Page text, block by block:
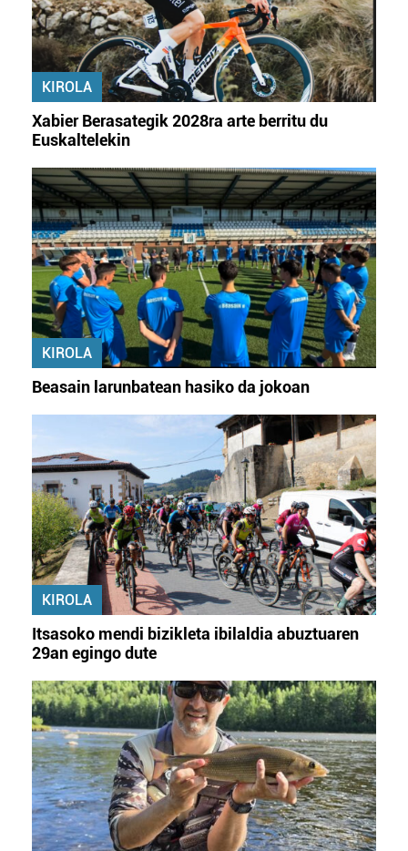
KIROLA
Xabier Berasategik 2028ra arte berritu du
Euskaltelekin
KIROLA
Beasain larunbatean hasiko da jokoan
KIROLA
Itsasoko mendi bizikleta ibilaldia abuztuaren
29an egingo dute